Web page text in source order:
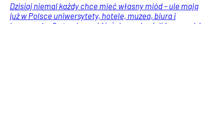
Dzisiaj niemal każdy chce mieć własny miód – ule mają
już w Polsce uniwersytety, hotele, muzea, biura i
korporacje. Co trzeba zrobić, żeby w niewielkim ogrodzie